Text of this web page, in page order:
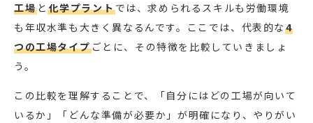
工場と化学プラントでは、求められるスキルも労働環境
も年収水準も大きく異なるんです。ここでは、代表的な4
つの工場タイプごとに、その特徴を比較していきましょ
う。
この比較を理解することで、「自分にはどの工場が向いて
いるか」「どんな準備が必要か」が明確になり、やりがい